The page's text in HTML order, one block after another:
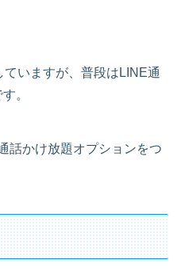
いますが、普段はLINE通
。
話かけ放題オプションをつ